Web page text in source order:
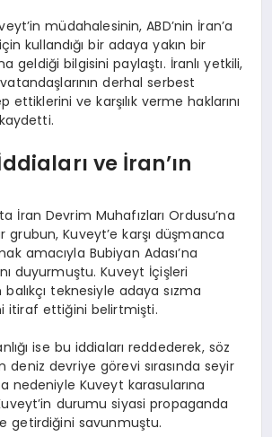
müdahalesinin, ABD’nin İran’a
kullandığı bir adaya yakın bir
geldiği bilgisini paylaştı. İranlı yetkili,
derhal serbest
ettiklerini ve karşılık verme haklarını
ve İran’ın
İran Devrim Muhafızları Ordusu’na
grubun, Kuveyt’e karşı düşmanca
amacıyla Bubiyan Adası’na
duyurmuştu. Kuveyt İçişleri
balıkçı teknesiyle adaya sızma
itiraf ettiğini belirtmişti.
ise bu iddiaları reddederek, söz
deniz devriye görevi sırasında seyir
nedeniyle Kuveyt karasularına
durumu siyasi propaganda
getirdiğini savunmuştu.